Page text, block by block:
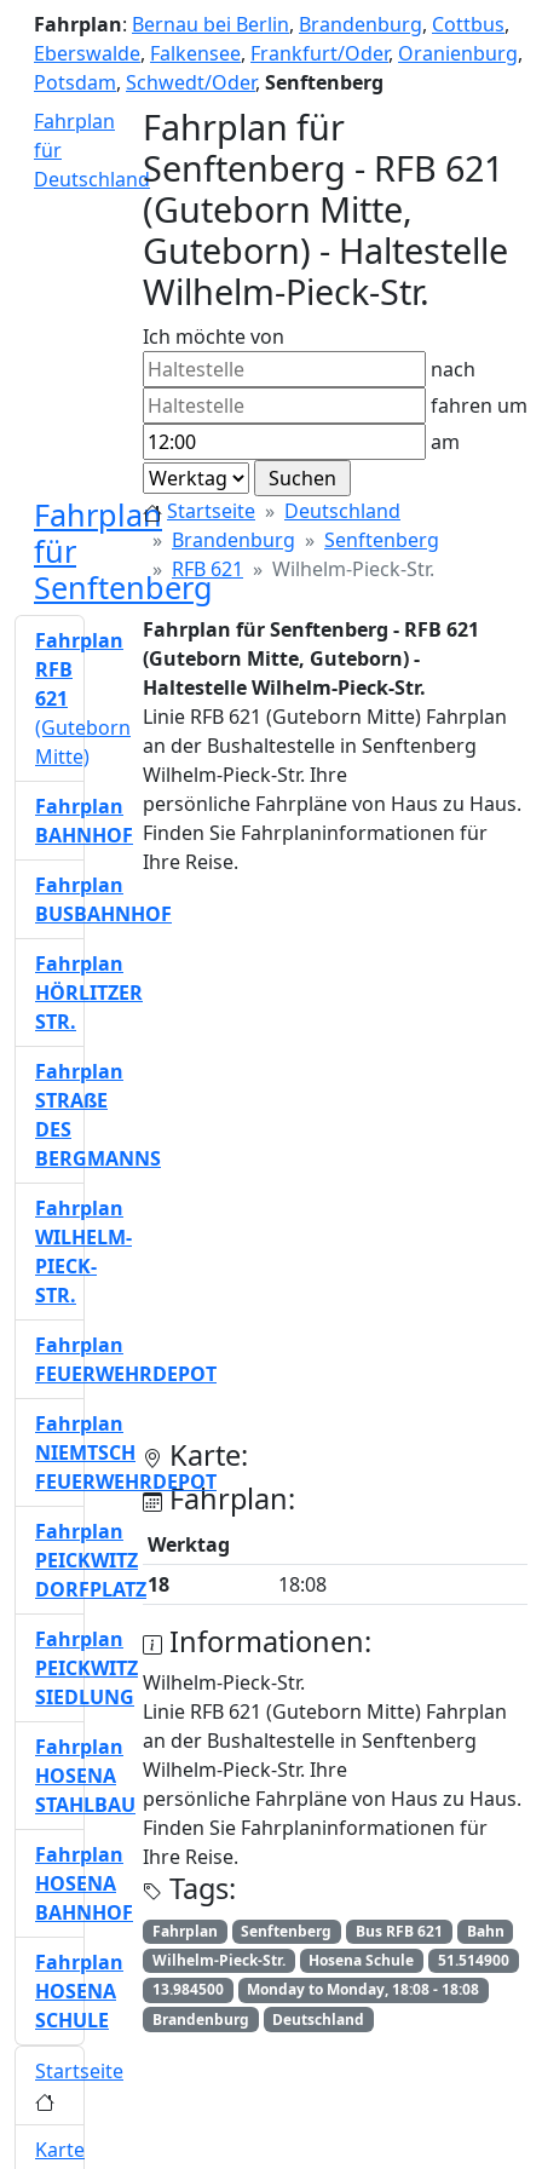
Fahrplan: Bernau bei Berlin, Brandenburg, Cottbus,
Eberswalde, Falkensee, Frankfurt/Oder, Oranienburg,
Potsdam, Schwedt/Oder, Senftenberg
Fahrplan
für
Deutschland
Fahrplan für
Senftenberg - RFB 621
(Guteborn Mitte,
Guteborn) - Haltestelle
Wilhelm-Pieck-Str.
Ich möchte von
nach
fahren um
am
Fahrplan
für
Senftenberg
Startseite
Deutschland
Brandenburg
Senftenberg
RFB 621
Wilhelm-Pieck-Str.
Fahrplan für Senftenberg - RFB 621
(Guteborn Mitte, Guteborn) -
Haltestelle Wilhelm-Pieck-Str.
Linie RFB 621 (Guteborn Mitte) Fahrplan
an der Bushaltestelle in Senftenberg
Wilhelm-Pieck-Str. Ihre
persönliche Fahrpläne von Haus zu Haus.
Finden Sie Fahrplaninformationen für
Ihre Reise.
Karte:
Fahrplan:
Werktag
18
18:08
Informationen:
Wilhelm-Pieck-Str.
Linie RFB 621 (Guteborn Mitte) Fahrplan
an der Bushaltestelle in Senftenberg
Wilhelm-Pieck-Str. Ihre
persönliche Fahrpläne von Haus zu Haus.
Finden Sie Fahrplaninformationen für
Ihre Reise.
Tags:
Fahrplan Senftenberg Bus RFB 621
Bahn
Wilhelm-Pieck-Str.
Hosena Schule
51.514900
13.984500
Monday to Monday, 18:08 - 18:08
Brandenburg
Deutschland
Fahrplan
RFB
621
(Guteborn
Mitte)
Fahrplan
BAHNHOF
Fahrplan
BUSBAHNHOF
Fahrplan
HÖRLITZER
STR.
Fahrplan
STRAßE
DES
BERGMANNS
Fahrplan
WILHELM-
PIECK-
STR.
Fahrplan
FEUERWEHRDEPOT
Fahrplan
NIEMTSCH
FEUERWEHRDEPOT
Fahrplan
PEICKWITZ
DORFPLATZ
Fahrplan
PEICKWITZ
SIEDLUNG
Fahrplan
HOSENA
STAHLBAU
Fahrplan
HOSENA
BAHNHOF
Fahrplan
HOSENA
SCHULE
Startseite
Karte